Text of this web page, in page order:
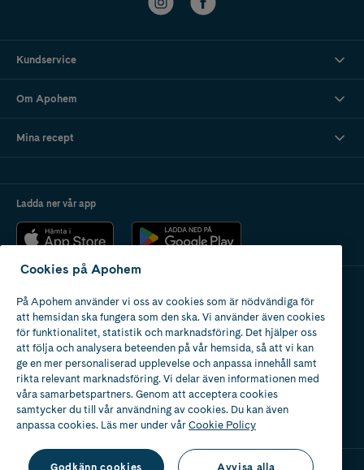
Kundservice
Om Apohem
Mina recept
Ladda ner vår app
Apotek med tillstånd
av Läkemedelsverket
Cookies på Apohem
På Apohem använder vi oss av cookies som är nödvändiga för
att hemsidan ska fungera som den ska. Vi använder även cookies
för funktionalitet, statistik och marknadsföring. Det hjälper oss
att följa och analysera beteenden på vår hemsida, så att vi kan
ge en mer personaliserad upplevelse och anpassa innehåll samt
rikta relevant marknadsföring. Vi delar även informationen med
våra samarbetspartners. Genom att acceptera cookies
samtycker du till vår användning av cookies. Du kan även
anpassa cookies. Läs mer under vårCookie Policy
Godkänn cookies Avvisa alla